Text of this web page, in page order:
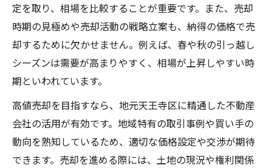
定を取り、相場を比較することが重要です。また、売却
時期の見極めや売却活動の戦略立案も、納得の価格で売
却するために欠かせません。例えば、春や秋の引っ越し
シーズンは需要が高まりやすく、相場が上昇しやすい時
期といわれています。
高値売却を目指すなら、地元天王寺区に精通した不動産
会社の活用が有効です。地域特有の取引事例や買い手の
動向を熟知しているため、適切な価格設定や交渉が期待
できます。売却を進める際には、土地の現況や権利関係